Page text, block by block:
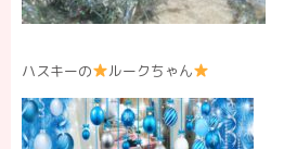
ハスキーの ルークちゃん